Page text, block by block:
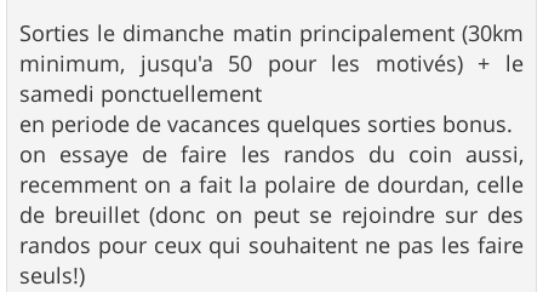
Sorties le dimanche matin principalement (30km
minimum, jusqu'a 50 pour les motivés) + le
samedi ponctuellement
en periode de vacances quelques sorties bonus.
on essaye de faire les randos du coin aussi,
recemment on a fait la polaire de dourdan, celle
de breuillet (donc on peut se rejoindre sur des
randos pour ceux qui souhaitent ne pas les faire
seuls!)